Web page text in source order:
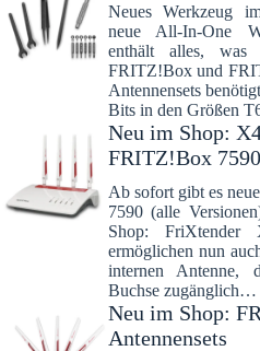
Neues Werkzeug
neue All-In-One
enthält alles,
FRITZ!Box und
Antennensets
Bits in den Größen
Neu im Shop:
FRITZ!Box 7590
Ab sofort gibt es
7590 (alle
Shop: FriXtender
ermöglichen nun
internen Antenne,
Buchse zugänglich…
Neu im Shop:
Antennensets